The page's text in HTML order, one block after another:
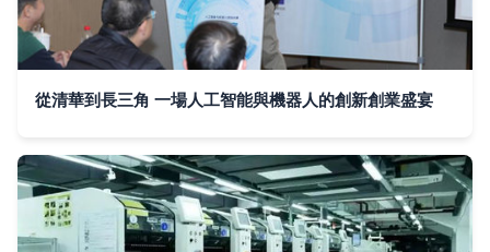
從清華到長三角 一場人工智能與機器人的創新創業盛宴